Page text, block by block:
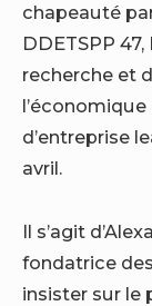
chapeauté
DDETSPP
recherche et
d’entreprise
avril.
Il s’agit
fondatrice
insister sur le